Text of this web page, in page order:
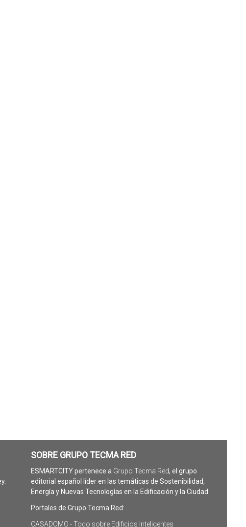
SOBRE GRUPO TECMA RED
ESMARTCITY pertenece a Grupo Tecma Red, el grupo
editorial español líder en las temáticas de Sostenibilidad,
Energía y Nuevas Tecnologías en la Edificación y la Ciudad.
Portales de Grupo Tecma Red:
CASADOMO - Todo sobre Edificios Inteligentes